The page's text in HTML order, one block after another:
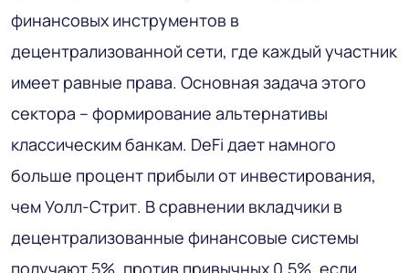
финансовых инструментов в
децентрализованной сети, где каждый участник
имеет равные права. Основная задача этого
сектора – формирование альтернативы
классическим банкам. DeFi дает намного
больше процент прибыли от инвестирования,
чем Уолл-Стрит. В сравнении вкладчики в
децентрализованные финансовые системы